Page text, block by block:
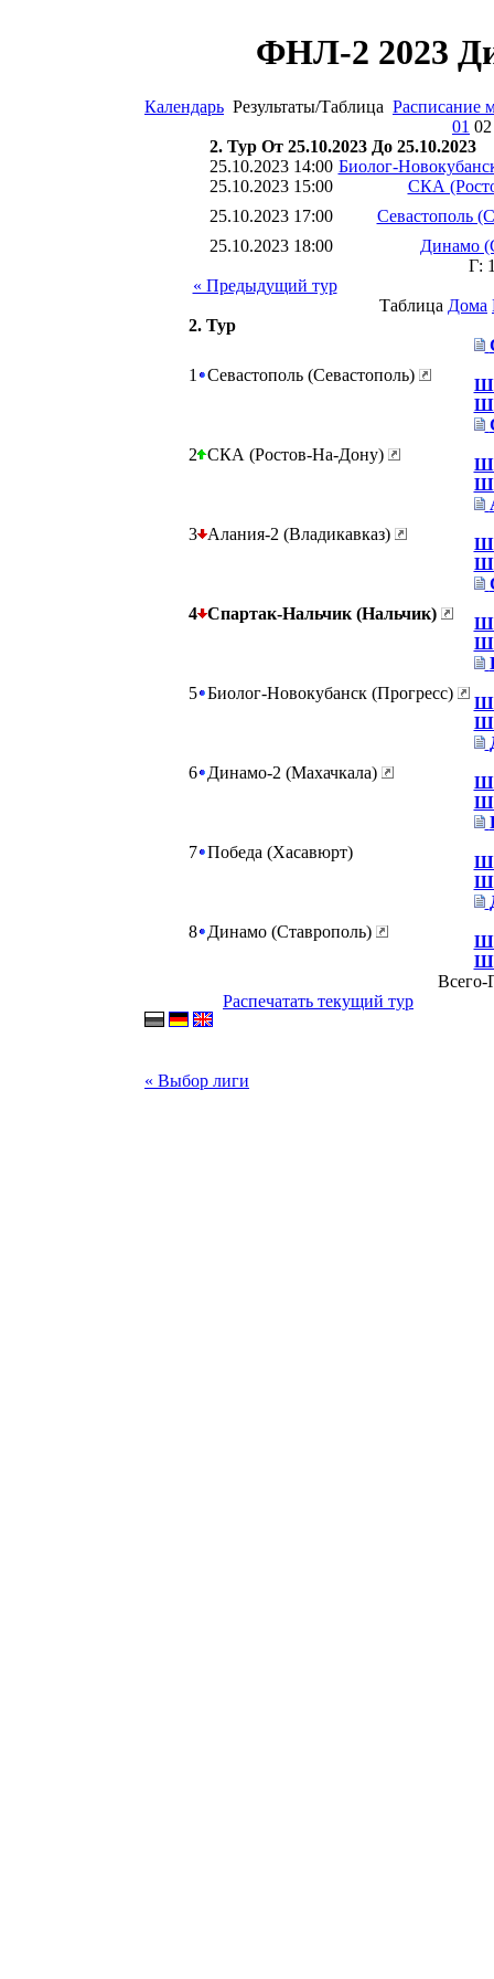
ФНЛ-2 2023
Календарь Результаты/Таблица Расписание
01
2. Тур От 25.10.2023 До 25.10.2023
25.10.2023 14:00 Биолог-
25.10.2023 15:00
СКА
25.10.2023 17:00
Севастополь
25.10.2023 18:00
Динамо
Г:
« Предыдущий тур
Таблица Дома
2. Тур
1 Севастополь (Севастополь)
2 СКА (Ростов-На-Дону)
3 Алания-2 (Владикавказ)
4 Спартак-Нальчик (Нальчик)
5 Биолог-Новокубанск (Прогресс)
6 Динамо-2 (Махачкала)
7 Победа (Хасавюрт)
8 Динамо (Ставрополь)
Распечатать текущий тур
« Выбор лиги